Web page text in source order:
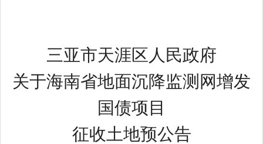
三亚市天涯区人民政府
关于海南省地面沉降监测网增发
国债项目
征收土地预公告